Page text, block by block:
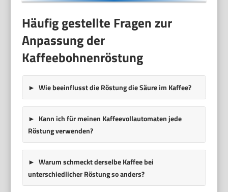
Häufig gestellte Fragen zur
Anpassung der
Kaffeebohnenröstung
Wie beeinflusst die Röstung die Säure im Kaffee?
Kann ich für meinen Kaffeevollautomaten jede
Röstung verwenden?
Warum schmeckt derselbe Kaffee bei
unterschiedlicher Röstung so anders?